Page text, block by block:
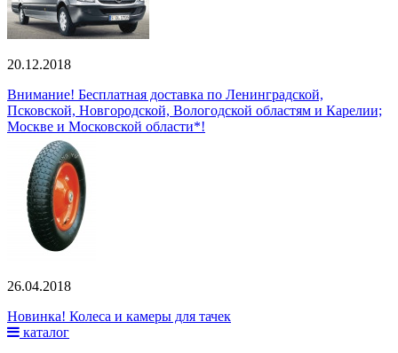
20.12.2018
Внимание! Бесплатная доставка по Ленинградской,
Псковской, Новгородской, Вологодской областям и Карелии;
Москве и Московской области*!
26.04.2018
Новинка! Колеса и камеры для тачек
каталог